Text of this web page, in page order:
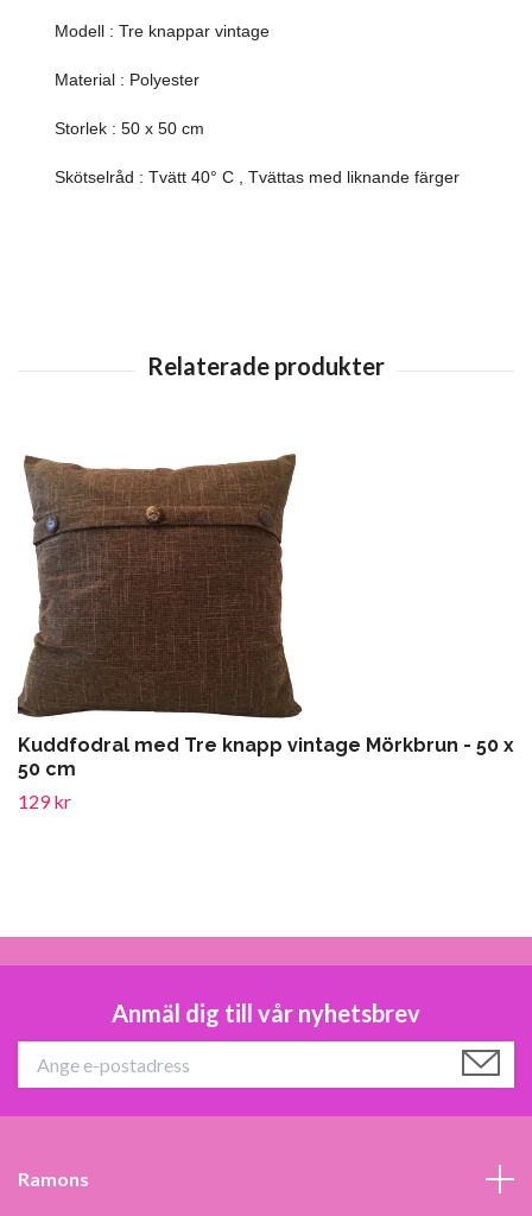
Modell : Tre knappar vintage
Material : Polyester
Storlek : 50 x 50 cm
Skötselråd : Tvätt 40° C , Tvättas med liknande färger
Kuddfodral med Tre knapp vintage Mörkbrun - 50 x
50 cm
129 kr
Anmäl dig till vår nyhetsbrev
Ramons